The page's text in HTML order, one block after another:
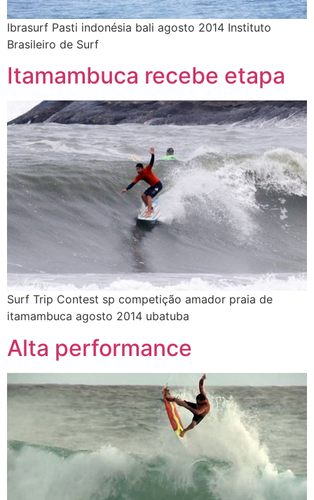
Ibrasurf Pasti indonésia bali agosto 2014 Instituto
Brasileiro de Surf
Itamambuca recebe etapa
Surf Trip Contest sp competição amador praia de
itamambuca agosto 2014 ubatuba
Alta performance